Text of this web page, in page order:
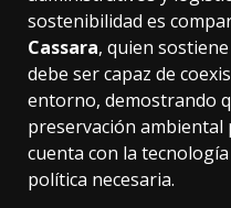
sostenibilidad es
Cassara, quien
debe ser capaz de
entorno, demostrando
preservación ambiental
cuenta con la
política necesaria.